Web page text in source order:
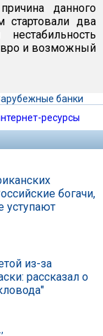
данного
стартовали два
и возможный
банки
ресурсы
богачи,
уступают
из-за
рассказал о